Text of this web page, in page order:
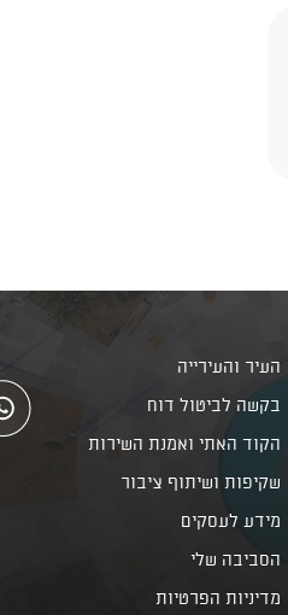
העיר והעירייה
בקשה לביטול דוח
הקוד האתי ואמנת השירות
שקיפות ושיתוף ציבור
מידע לעסקים
הסביבה שלי
מדיניות הפרטיות